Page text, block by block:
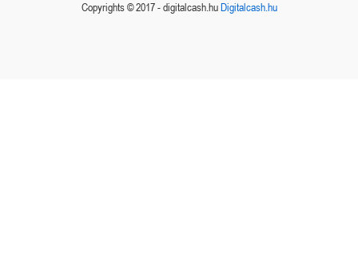
Copyrights © 2017 - digitalcash.huDigitalcash.hu